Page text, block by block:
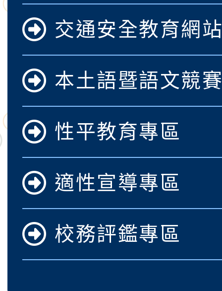
運動系列徵選頒獎典禮
成果展」
桃園市大溪自造教育及
年八月份教師研習
國立成功大學辦理「台
融平台-教案暨教學示
115學年度「學習扶助
計畫子計畫十一-2：國
小時認證研習計畫」
115年度「教育部表揚
義教育推展貢獻獎」實
交通安全教育網
本土語暨語文競
性平教育專區
適性宣導專區
校務評鑑專區